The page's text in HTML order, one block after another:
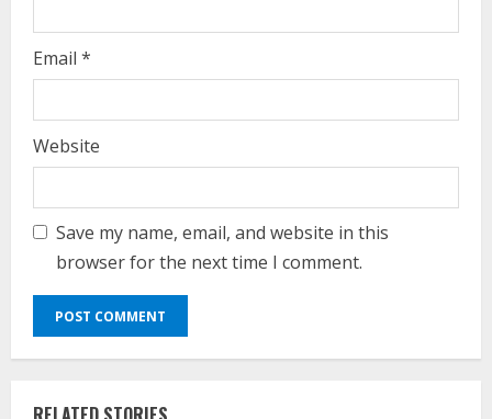
Email *
Website
Save my name, email, and website in this
browser for the next time I comment.